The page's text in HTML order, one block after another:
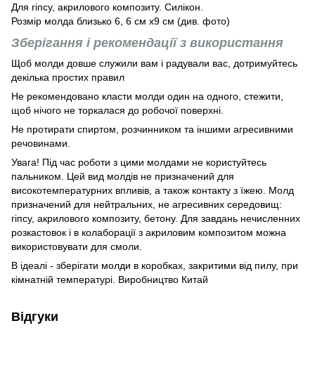
Для гіпсу, акрилового композиту. Силікон.
Розмір молда близько 6, 6 см х9 см (див. фото)
Зберігання і рекомендації з використання
Щоб молди довше служили вам і радували вас, дотримуйтесь
декілька простих правил
Не рекомендовано класти молди один на одного, стежити,
щоб нічого не торкалася до робочої поверхні.
Не протирати спиртом, розчинником та іншими агресивними
речовинами.
Увага! Під час роботи з цими молдами не користуйтесь
пальником. Цей вид молдів не призначений для
високотемпературних впливів, а також контакту з їжею. Молд
призначений для нейтральних, не агресивних середовищ:
гіпсу, акрилового композиту, бетону. Для завдань нечисленних
розкастовок і в колаборації з акриловим композитом можна
використовувати для смоли.
В ідеалі - зберігати молди в коробках, закритими від пилу, при
кімнатній температурі. Виробництво Китай
Відгуки